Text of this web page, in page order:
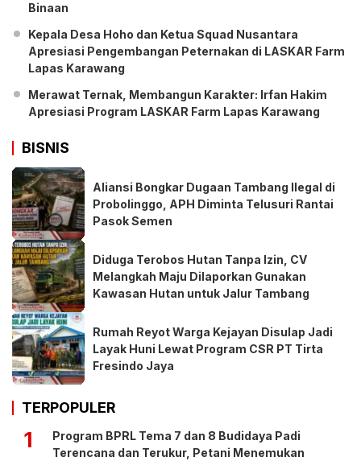
Binaan
Kepala Desa Hoho dan Ketua Squad Nusantara
Apresiasi Pengembangan Peternakan di LASKAR Farm
Lapas Karawang
Merawat Ternak, Membangun Karakter: Irfan Hakim
Apresiasi Program LASKAR Farm Lapas Karawang
BISNIS
Aliansi Bongkar Dugaan Tambang Ilegal di
Probolinggo, APH Diminta Telusuri Rantai
Pasok Semen
Diduga Terobos Hutan Tanpa Izin, CV
Melangkah Maju Dilaporkan Gunakan
Kawasan Hutan untuk Jalur Tambang
Rumah Reyot Warga Kejayan Disulap Jadi
Layak Huni Lewat Program CSR PT Tirta
Fresindo Jaya
TERPOPULER
1
Program BPRL Tema 7 dan 8 Budidaya Padi
Terencana dan Terukur, Petani Menemukan